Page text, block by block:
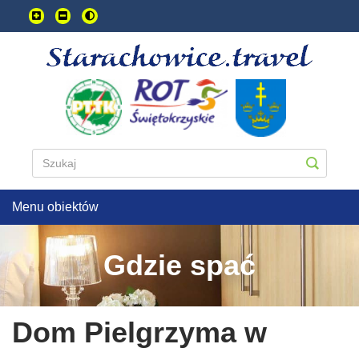
Przejdź
do
treści
głownej
Menu obiektów
Gdzie spać
Dom Pielgrzyma w